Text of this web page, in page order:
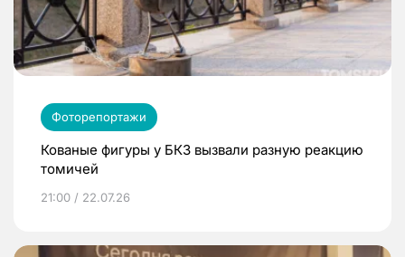
Фоторепортажи
Кованые фигуры у БКЗ вызвали разную реакцию
томичей
21:00 / 22.07.26